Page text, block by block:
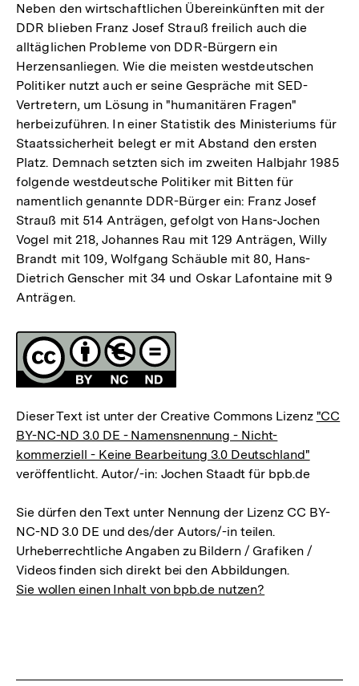
Neben den wirtschaftlichen Übereinkünften mit der
DDR blieben Franz Josef Strauß freilich auch die
alltäglichen Probleme von DDR-Bürgern ein
Herzensanliegen. Wie die meisten westdeutschen
Politiker nutzt auch er seine Gespräche mit SED-
Vertretern, um Lösung in "humanitären Fragen"
herbeizuführen. In einer Statistik des Ministeriums für
Staatssicherheit belegt er mit Abstand den ersten
Platz. Demnach setzten sich im zweiten Halbjahr 1985
folgende westdeutsche Politiker mit Bitten für
namentlich genannte DDR-Bürger ein: Franz Josef
Strauß mit 514 Anträgen, gefolgt von Hans-Jochen
Vogel mit 218, Johannes Rau mit 129 Anträgen, Willy
Brandt mit 109, Wolfgang Schäuble mit 80, Hans-
Dietrich Genscher mit 34 und Oskar Lafontaine mit 9
Anträgen.
Fussnoten
Lizenz
Dieser Text ist unter der Creative Commons Lizenz "CC
BY-NC-ND 3.0 DE - Namensnennung - Nicht-
kommerziell - Keine Bearbeitung 3.0 Deutschland"
veröffentlicht. Autor/-in: Jochen Staadt für bpb.de
Sie dürfen den Text unter Nennung der Lizenz CC BY-
NC-ND 3.0 DE und des/der Autors/-in teilen.
Urheberrechtliche Angaben zu Bildern / Grafiken /
Videos finden sich direkt bei den Abbildungen.
Sie wollen einen Inhalt von bpb.de nutzen?